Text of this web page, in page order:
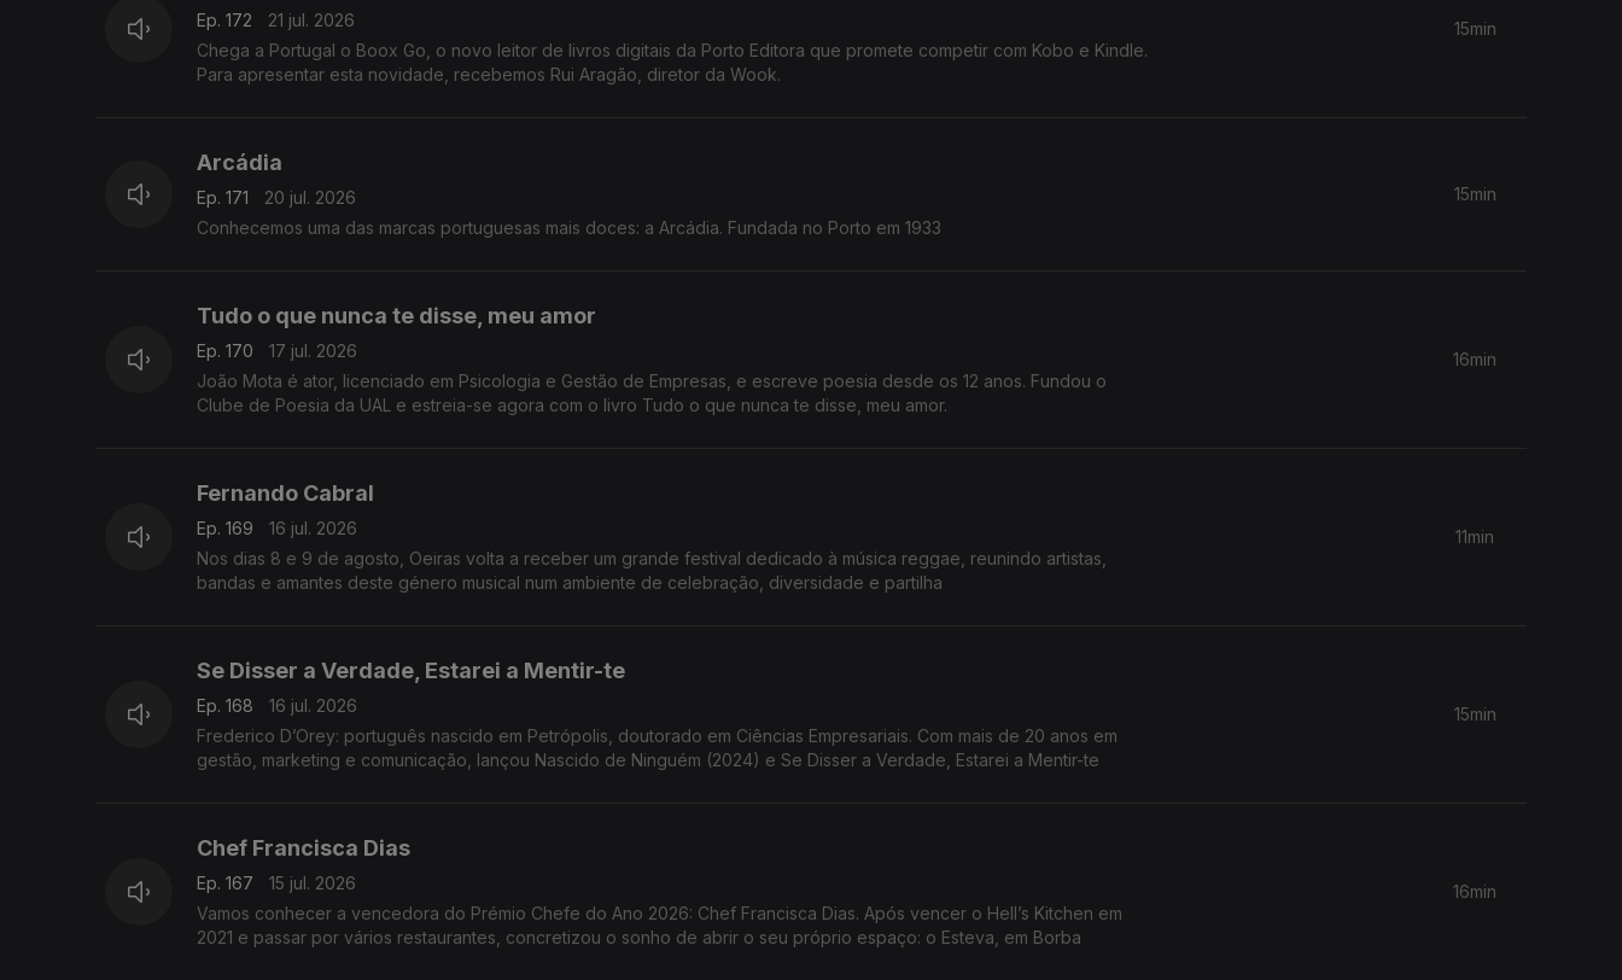
Ep. 172
21 jul. 2026
Chega a Portugal o Boox Go, o novo leitor de livros digitais da Porto Editora que promete competir com Kobo e Kindle.
Para apresentar esta novidade, recebemos Rui Aragão, diretor da Wook.
15min
Arcádia
Ep. 171
20 jul. 2026
Conhecemos uma das marcas portuguesas mais doces: a Arcádia. Fundada no Porto em 1933
15min
Tudo o que nunca te disse, meu amor
Ep. 170
17 jul. 2026
João Mota é ator, licenciado em Psicologia e Gestão de Empresas, e escreve poesia desde os 12 anos. Fundou o
Clube de Poesia da UAL e estreia-se agora com o livro Tudo o que nunca te disse, meu amor.
16min
Fernando Cabral
Ep. 169
16 jul. 2026
Nos dias 8 e 9 de agosto, Oeiras volta a receber um grande festival dedicado à música reggae, reunindo artistas,
bandas e amantes deste género musical num ambiente de celebração, diversidade e partilha
11min
Se Disser a Verdade, Estarei a Mentir-te
Ep. 168
16 jul. 2026
Frederico D’Orey: português nascido em Petrópolis, doutorado em Ciências Empresariais. Com mais de 20 anos em
gestão, marketing e comunicação, lançou Nascido de Ninguém (2024) e Se Disser a Verdade, Estarei a Mentir-te
15min
Chef Francisca Dias
Ep. 167
15 jul. 2026
Vamos conhecer a vencedora do Prémio Chefe do Ano 2026: Chef Francisca Dias. Após vencer o Hell’s Kitchen em
2021 e passar por vários restaurantes, concretizou o sonho de abrir o seu próprio espaço: o Esteva, em Borba
16min